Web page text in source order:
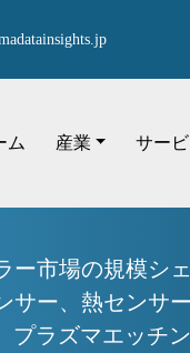
ム 産業 サー
ー市場の規模シ
サー、熱センサ
プラズマエッチ